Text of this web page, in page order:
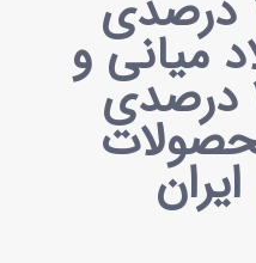
میانی و
کاهش ۳۰ درصدی